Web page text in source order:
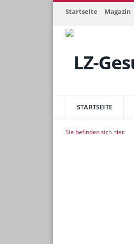
Startseite Magazin
STARTSEITE
Sie befinden sich hier: